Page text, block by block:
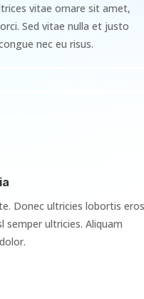
vitae ornare sit amet,
Sed vitae nulla et justo
nec eu risus.
Donec ultricies lobortis
semper ultricies. Aliquam